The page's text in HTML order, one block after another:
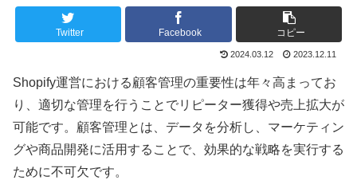
Twitter Facebook コピー
2024.03.12 2023.12.11
Shopify運営における顧客管理の重要性は年々高まってお
り、適切な管理を行うことでリピーター獲得や売上拡大が
可能です。顧客管理とは、データを分析し、マーケティン
グや商品開発に活用することで、効果的な戦略を実行する
ために不可欠です。